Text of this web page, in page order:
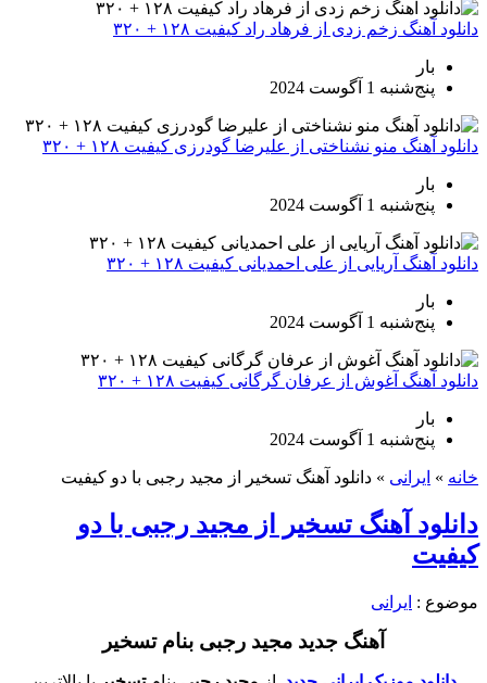
دانلود آهنگ زخم زدی از فرهاد راد کیفیت ۱۲۸ + ۳۲۰
بار
پنج‌شنبه 1 آگوست 2024
دانلود آهنگ منو نشناختی از علیرضا گودرزی کیفیت ۱۲۸ + ۳۲۰
بار
پنج‌شنبه 1 آگوست 2024
دانلود آهنگ آریایی از علی احمدیانی کیفیت ۱۲۸ + ۳۲۰
بار
پنج‌شنبه 1 آگوست 2024
دانلود آهنگ آغوش از عرفان گرگانی کیفیت ۱۲۸ + ۳۲۰
بار
پنج‌شنبه 1 آگوست 2024
خانه » ایرانی » دانلود آهنگ تسخیر از مجید رجبی با دو کیفیت
دانلود آهنگ تسخیر از مجید رجبی با دو
کیفیت
موضوع : ایرانی
آهنگ جدید مجید رجبی بنام تسخیر